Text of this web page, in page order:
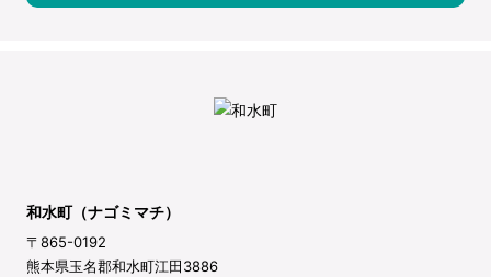
和水町（ナゴミマチ）
〒865-0192
熊本県玉名郡和水町江田3886